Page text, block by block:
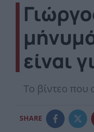
είναι
Το βίντεο που
SHARE